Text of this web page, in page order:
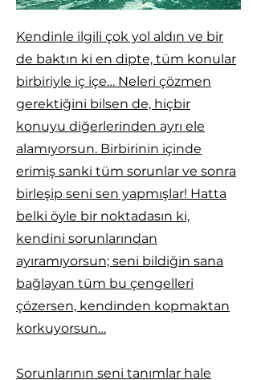
Kendinle ilgili çok yol aldın ve bir
de baktın ki en dipte, tüm konular
birbiriyle iç içe… Neleri çözmen
gerektiğini bilsen de, hiçbir
konuyu diğerlerinden ayrı ele
alamıyorsun. Birbirinin içinde
erimiş sanki tüm sorunlar ve sonra
birleşip seni sen yapmışlar! Hatta
belki öyle bir noktadasın ki,
kendini sorunlarından
ayıramıyorsun; seni bildiğin sana
bağlayan tüm bu çengelleri
çözersen, kendinden kopmaktan
korkuyorsun…
Sorunlarının seni tanımlar hale